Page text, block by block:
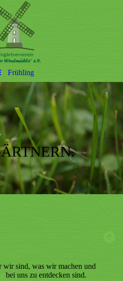
Frühling
wir sind, was wir machen und
bei uns zu entdecken sind.